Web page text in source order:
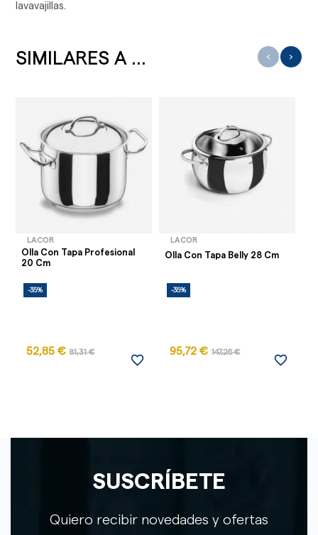
lavavajillas.
SIMILARES A ...
LACOR
Olla Con Tapa Profesional
20 Cm
-35%
52,85 € 81,31 €
favorite_border
LACOR
Olla Con Tapa Belly 28 Cm
-35%
95,72 € 147,26 €
favorite_border
‹ ›
SUSCRÍBETE
Quiero recibir novedades y ofertas